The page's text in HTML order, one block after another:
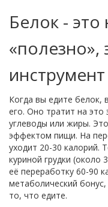
Белок - это
«полезно»,
инструмент
Когда вы едите белок,
его. Оно тратит на
углеводы или жиры.
эффектом пищи. На
уходит 20-30 калорий.
куриной грудки (около
её переработку 60-90
метаболический
то, что едите.